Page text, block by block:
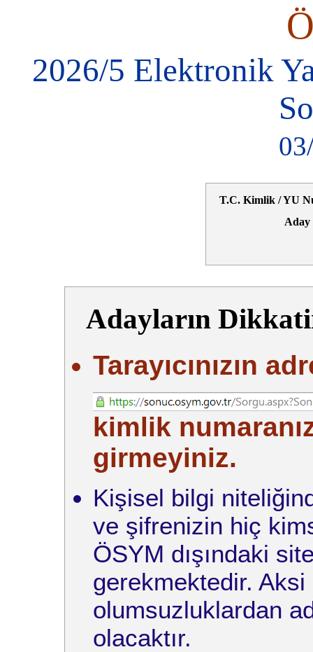
2026/5 Elektronik
T.C. Kimlik / YU
Aday
Adayların
Tarayıcınızın
kimlik
girmeyiniz.
Kişisel bilgi
ve şifrenizin hiç
ÖSYM dışındaki
gerekmektedir.
olumsuzluklardan
olacaktır.